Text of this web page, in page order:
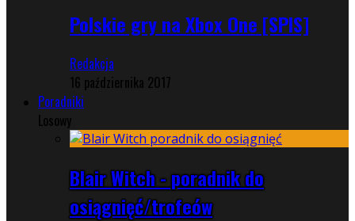
Polskie gry na Xbox One [SPIS]
Redakcja
16 października 2017
Poradniki
Losowy
Blair Witch - poradnik do
osiągnięć/trofeów